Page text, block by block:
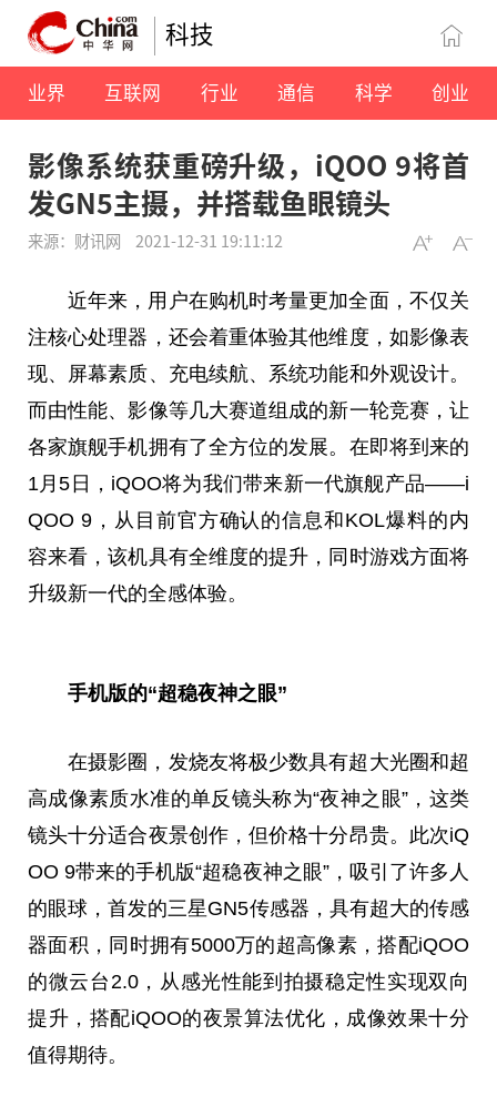
科技
业界 互联网 行业 通信 科学 创业
影像系统获重磅升级，iQOO 9将首
发GN5主摄，并搭载鱼眼镜头
来源：财讯网 2021-12-31 19:11:12
近年来，用户在购机时考量更加全面，不仅关
注核心处理器，还会着重体验其他维度，如影像表
现、屏幕素质、充电续航、系统功能和外观设计。
而由性能、影像等几大赛道组成的新一轮竞赛，让
各家旗舰手机拥有了全方位的发展。在即将到来的
1月5日，iQOO将为我们带来新一代旗舰产品——i
QOO 9，从目前官方确认的信息和KOL爆料的内
容来看，该机具有全维度的提升，同时游戏方面将
升级新一代的全感体验。
手机版的“超稳夜神之眼”
在摄影圈，发烧友将极少数具有超大光圈和超
高成像素质水准的单反镜头称为“夜神之眼”，这类
镜头十分适合夜景创作，但价格十分昂贵。此次iQ
OO 9带来的手机版“超稳夜神之眼”，吸引了许多人
的眼球，首发的三星GN5传感器，具有超大的传感
器面积，同时拥有5000万的超高像素，搭配iQOO
的微云台2.0，从感光性能到拍摄稳定性实现双向
提升，搭配iQOO的夜景算法优化，成像效果十分
值得期待。